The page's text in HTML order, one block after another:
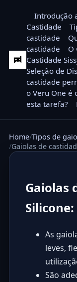
Introdução
Castidade
castidade
castidade
O
Castidade
Seleção de
castidade
o Veru One é
esta tarefa?
Home Tipos de
Gaiolas de
Gaiolas
Silicone:
As
leves,
São